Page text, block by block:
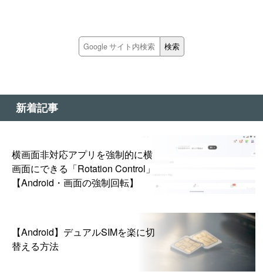
新着記事
横画面非対応アプリを強制的に横
画面にできる「Rotation Control」
【Android・画面の強制回転】
【Android】デュアルSIMを楽に切
替える方法